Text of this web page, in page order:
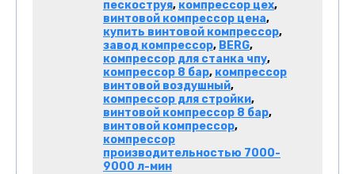
пескоструя, компрессор цех,
винтовой компрессор цена,
купить винтовой компрессор,
завод компрессор, BERG,
компрессор для станка чпу,
компрессор 8 бар, компрессор
винтовой воздушный,
компрессор для стройки,
винтовой компрессор 8 бар,
винтовой компрессор,
компрессор
производительностью 7000-
9000 л-мин